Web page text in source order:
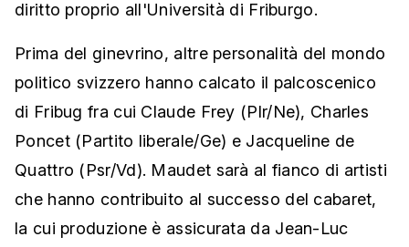
diritto proprio all'Università di Friburgo.
Prima del ginevrino, altre personalità del mondo
politico svizzero hanno calcato il palcoscenico
di Fribug fra cui Claude Frey (Plr/Ne), Charles
Poncet (Partito liberale/Ge) e Jacqueline de
Quattro (Psr/Vd). Maudet sarà al fianco di artisti
che hanno contribuito al successo del cabaret,
la cui produzione è assicurata da Jean-Luc